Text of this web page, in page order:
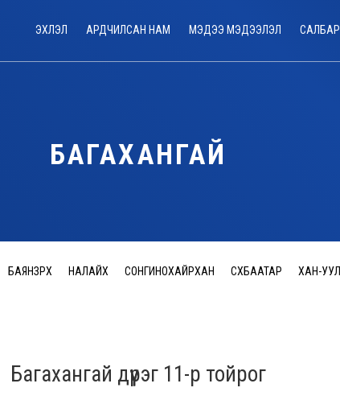
ЭХЛЭЛ АРДЧИЛСАН НАМ МЭДЭЭ МЭДЭЭЛЭЛ САЛБАР
БАГАХАНГАЙ
БАЯНЗҮРХ НАЛАЙХ СОНГИНОХАЙРХАН СҮХБААТАР ХАН-УУЛ
Багахангай дүүрэг 11-р тойрог